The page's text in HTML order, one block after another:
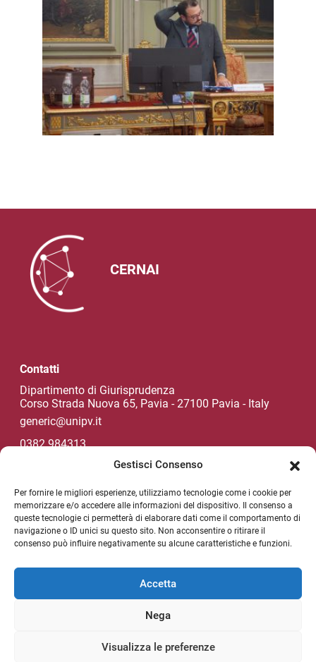
Gestisci Consenso
Per fornire le migliori esperienze, utilizziamo tecnologie come i cookie per
memorizzare e/o accedere alle informazioni del dispositivo. Il consenso a
queste tecnologie ci permetterà di elaborare dati come il comportamento di
navigazione o ID unici su questo sito. Non acconsentire o ritirare il
consenso può influire negativamente su alcune caratteristiche e funzioni.
Accetta
Nega
Visualizza le preferenze
CERNAI
Contatti
Dipartimento di Giurisprudenza
Corso Strada Nuova 65, Pavia - 27100 Pavia - Italy
generic@unipv.it
0382.984313
Social di Ateneo
Sezione Link Utili
Privacy policy